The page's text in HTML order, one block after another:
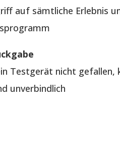
auf sämtliche Erlebnis
Testgerät nicht gefallen,
unverbindlich